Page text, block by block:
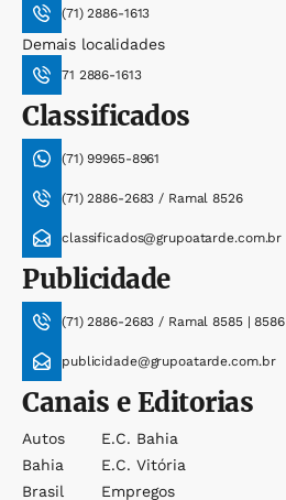
(71) 2886-1613
Demais localidades
71 2886-1613
Classificados
(71) 99965-8961
(71) 2886-2683 / Ramal 8526
classificados@grupoatarde.com.br
Publicidade
(71) 2886-2683 / Ramal 8585 | 8586
publicidade@grupoatarde.com.br
Canais e Editorias
Autos
Bahia
Brasil
E.c. Bahia
E.c. Vitória
Empregos